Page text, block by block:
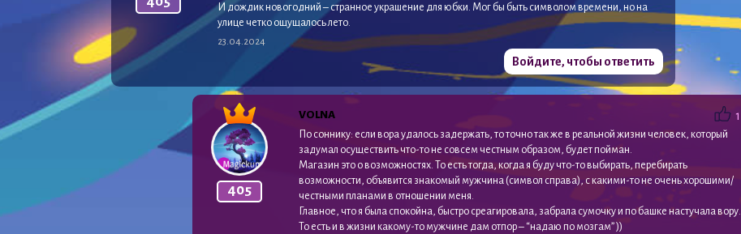
И дождик новогодний – странное украшение для юбки. Мог бы быть символом времени, но на
улице четко ощущалось лето.
23.04.2024
Войдите, чтобы ответить
405
1
VOLNA
По соннику: если вора удалось задержать, то точно так же в реальной жизни человек, который
задумал осуществить что-то не совсем честным образом, будет пойман.
Магазин это о возможностях. То есть тогда, когда я буду что-то выбирать, перебирать
возможности, объявится знакомый мужчина (символ справа), с какими-то не очень хорошими/
честными планами в отношении меня.
Главное, что я была спокойна, быстро среагировала, забрала сумочку и по башке настучала вору.
То есть и в жизни какому-то мужчине дам отпор – “надаю по мозгам” ))